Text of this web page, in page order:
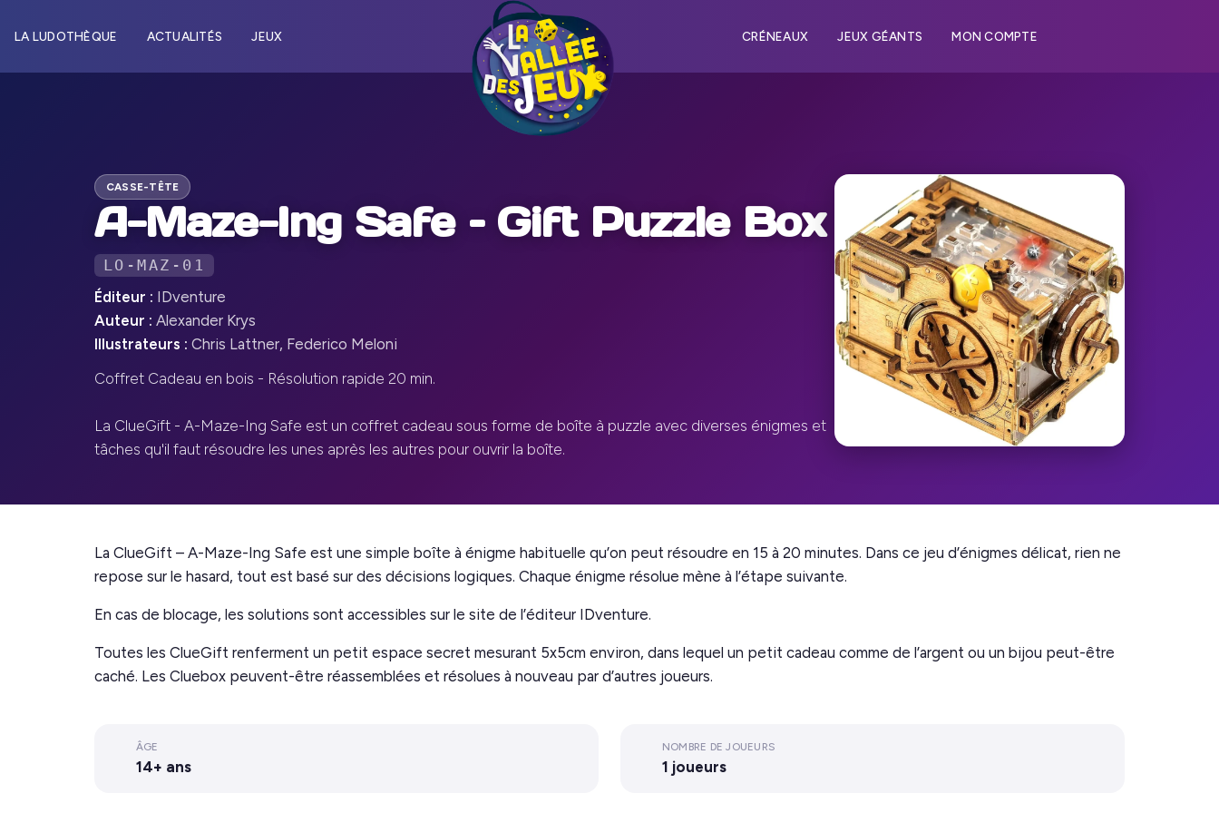
LA LUDOTHÈQUE ACTUALITÉS JEUX CRÉNEAUX JEUX GÉANTS MON COMPTE
CASSE-TÊTE
A-Maze-Ing Safe – Gift Puzzle Box
LO-MAZ-01
Éditeur : IDventure
Auteur : Alexander Krys
Illustrateurs : Chris Lattner, Federico Meloni
Coffret Cadeau en bois - Résolution rapide 20 min.
La ClueGift - A-Maze-Ing Safe est un coffret cadeau sous forme de boîte à puzzle avec diverses énigmes et
tâches qu'il faut résoudre les unes après les autres pour ouvrir la boîte.
La ClueGift – A-Maze-Ing Safe est une simple boîte à énigme habituelle qu’on peut résoudre en 15 à 20 minutes. Dans ce jeu d’énigmes délicat, rien ne
repose sur le hasard, tout est basé sur des décisions logiques. Chaque énigme résolue mène à l’étape suivante.
En cas de blocage, les solutions sont accessibles sur le site de l’éditeur IDventure.
Toutes les ClueGift renferment un petit espace secret mesurant 5x5cm environ, dans lequel un petit cadeau comme de l’argent ou un bijou peut-être
caché. Les Cluebox peuvent-être réassemblées et résolues à nouveau par d’autres joueurs.
ÂGE
14+ ans
NOMBRE DE JOUEURS
1 joueurs